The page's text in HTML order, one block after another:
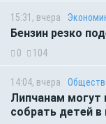
15:31, вчера
Бензин резко
0 104
14:04, вчера
Липчанам
собрать детей